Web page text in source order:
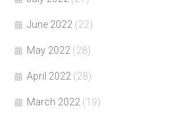
June 2022 (22)
May 2022 (28)
April 2022 (28)
March 2022 (19)